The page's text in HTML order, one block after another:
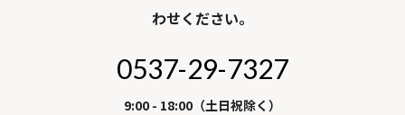
わせください。
0537-29-7327
9:00 - 18:00（土日祝除く）